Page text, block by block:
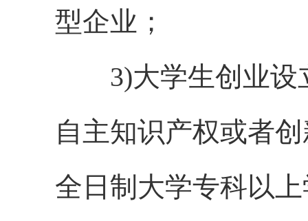
型企业；
3)大学生创业设
自主知识产权或者
全日制大学专科以